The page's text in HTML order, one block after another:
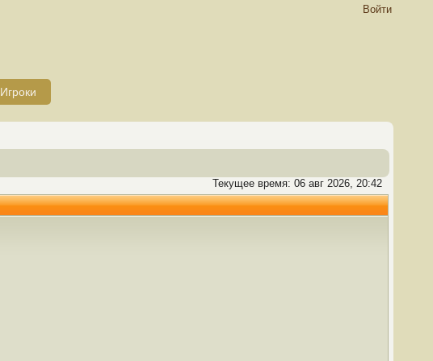
Войти
Игроки
Текущее время: 06 авг 2026, 20:42